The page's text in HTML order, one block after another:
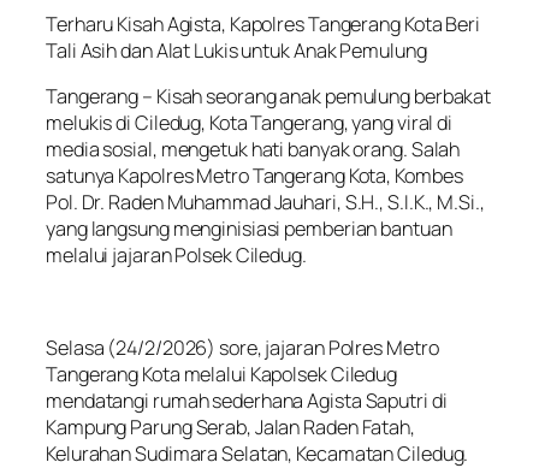
Terharu Kisah Agista, Kapolres Tangerang Kota Beri
Tali Asih dan Alat Lukis untuk Anak Pemulung
Tangerang – Kisah seorang anak pemulung berbakat
melukis di Ciledug, Kota Tangerang, yang viral di
media sosial, mengetuk hati banyak orang. Salah
satunya Kapolres Metro Tangerang Kota, Kombes
Pol. Dr. Raden Muhammad Jauhari, S.H., S.I.K., M.Si.,
yang langsung menginisiasi pemberian bantuan
melalui jajaran Polsek Ciledug.
Selasa (24/2/2026) sore, jajaran Polres Metro
Tangerang Kota melalui Kapolsek Ciledug
mendatangi rumah sederhana Agista Saputri di
Kampung Parung Serab, Jalan Raden Fatah,
Kelurahan Sudimara Selatan, Kecamatan Ciledug.